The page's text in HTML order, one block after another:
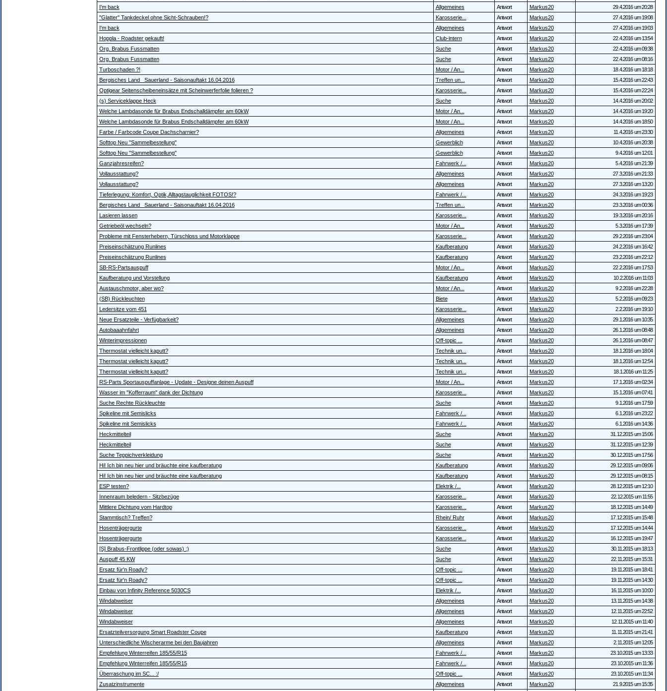
I'm back
Allgemeines Antwort Markus20
29.4.2016 um 20:28
"Glatter" Tankdeckel ohne Sicht-Schrauben!?
Karosserie... Antwort Markus20
27.4.2016 um 19:08
I'm back
Allgemeines Antwort Markus20
27.4.2016 um 19:03
Hoppla - Roadster gekauft!
Club-intern Antwort Markus20
22.4.2016 um 13:54
Org. Brabus Fussmatten
Suche Antwort Markus20
22.4.2016 um 09:38
Org. Brabus Fussmatten
Suche Antwort Markus20
22.4.2016 um 08:16
Turboschaden ?!
Motor / An... Antwort Markus20
18.4.2016 um 18:18
Bergisches Land_ Sauerland - Saisonauftakt 16.04.2016
Treffen un... Antwort Markus20
15.4.2016 um 22:43
Optigear Seitenscheibeneinsätze mit Scheinwerferfolie folieren ?
Karosserie... Antwort Markus20
15.4.2016 um 22:24
(s) Serviceklappe Heck
Suche Antwort Markus20
14.4.2016 um 20:02
Welche Lambdasonde für Brabus Endschalldämpfer am 60kW
Motor / An... Antwort Markus20
14.4.2016 um 19:20
Welche Lambdasonde für Brabus Endschalldämpfer am 60kW
Motor / An... Antwort Markus20
14.4.2016 um 18:50
Farbe / Farbcode Coupe Dachscharnier?
Allgemeines Antwort Markus20
11.4.2016 um 23:30
Softtop Neu "Sammelbestellung"
Gewerblich Antwort Markus20
10.4.2016 um 20:38
Softtop Neu "Sammelbestellung"
Gewerblich Antwort Markus20
9.4.2016 um 12:01
Ganzjahresreifen?
Fahrwerk /... Antwort Markus20
5.4.2016 um 21:39
Vollausstattung?
Allgemeines Antwort Markus20
27.3.2016 um 21:33
Vollausstattung?
Allgemeines Antwort Markus20
27.3.2016 um 13:20
Tieferlegung: Komfort, Optik,Alltagstauglichkeit FOTOS!?
Fahrwerk /... Antwort Markus20
24.3.2016 um 19:23
Bergisches Land_ Sauerland - Saisonauftakt 16.04.2016
Treffen un... Antwort Markus20
23.3.2016 um 00:36
Lasieren lassen
Karosserie... Antwort Markus20
19.3.2016 um 20:16
Getriebeöl wechseln?
Motor / An... Antwort Markus20
5.3.2016 um 17:39
Probleme mit Fensterhebern, Türschloss und Motorklappe
Karosserie... Antwort Markus20
29.2.2016 um 23:04
Preiseinschätzung Runlines
Kaufberatung Antwort Markus20
24.2.2016 um 16:42
Preiseinschätzung Runlines
Kaufberatung Antwort Markus20
23.2.2016 um 22:12
SB-RS-Partsauspuff
Motor / An... Antwort Markus20
22.2.2016 um 17:53
Kaufberatung und Vorstellung
Kaufberatung Antwort Markus20
10.2.2016 um 11:03
Austauschmotor, aber wo?
Motor / An... Antwort Markus20
9.2.2016 um 22:28
(SB) Rückleuchten
Biete Antwort Markus20
5.2.2016 um 09:23
Ledersitze vom 451
Karosserie... Antwort Markus20
2.2.2016 um 19:10
Neue Ersatzteile - Verfügbarkeit?
Allgemeines Antwort Markus20
29.1.2016 um 10:35
Autobaaahnfahrt
Allgemeines Antwort Markus20
26.1.2016 um 08:48
Winterimpressionen
Off-topic ... Antwort Markus20
26.1.2016 um 08:47
Thermostat vielleicht kaputt?
Technik un... Antwort Markus20
18.1.2016 um 18:04
Thermostat vielleicht kaputt?
Technik un... Antwort Markus20
18.1.2016 um 12:54
Thermostat vielleicht kaputt?
Technik un... Antwort Markus20
18.1.2016 um 11:25
RS-Parts Sportauspuffanlage - Update - Designe deinen Auspuff
Motor / An... Antwort Markus20
17.1.2016 um 02:34
Wasser im "Kofferraum" dank der Dichtung
Karosserie... Antwort Markus20
15.1.2016 um 07:41
Suche Rechte Rückleuchte
Suche Antwort Markus20
9.1.2016 um 17:59
Spikeline mit Semislicks
Fahrwerk /... Antwort Markus20
6.1.2016 um 23:22
Spikeline mit Semislicks
Fahrwerk /... Antwort Markus20
6.1.2016 um 14:36
Heckmittelteil
Suche Antwort Markus20
31.12.2015 um 15:06
Heckmittelteil
Suche Antwort Markus20
31.12.2015 um 12:39
Suche Teppichverkleidung
Suche Antwort Markus20
30.12.2015 um 17:56
Hi! Ich bin neu hier und bräuchte eine kaufberatung
Kaufberatung Antwort Markus20
29.12.2015 um 09:06
Hi! Ich bin neu hier und bräuchte eine kaufberatung
Kaufberatung Antwort Markus20
29.12.2015 um 08:15
ESP testen?
Elektrik /... Antwort Markus20
28.12.2015 um 12:10
Innenraum beledern - Sitzbezüge
Karosserie... Antwort Markus20
22.12.2015 um 11:55
Mittlere Dichtung vom Hardtop
Karosserie... Antwort Markus20
18.12.2015 um 14:49
Stammtisch? Treffen?
Rhein/ Ruhr Antwort Markus20
17.12.2015 um 15:48
Hosenträgergurte
Karosserie... Antwort Markus20
17.12.2015 um 14:44
Hosenträgergurte
Karosserie... Antwort Markus20
16.12.2015 um 19:47
[S] Brabus-Frontlippe (oder sowas) :)
Suche Antwort Markus20
30.11.2015 um 18:13
Auspuff 45 KW
Suche Antwort Markus20
22.11.2015 um 15:31
Ersatz für'n Roady?
Off-topic ... Antwort Markus20
19.11.2015 um 18:41
Ersatz für'n Roady?
Off-topic ... Antwort Markus20
19.11.2015 um 14:30
Einbau von Infinity Reference 5030CS
Elektrik /... Antwort Markus20
16.11.2015 um 10:00
Windabweiser
Allgemeines Antwort Markus20
13.11.2015 um 14:38
Windabweiser
Allgemeines Antwort Markus20
12.11.2015 um 22:52
Windabweiser
Allgemeines Antwort Markus20
12.11.2015 um 11:40
Ersatzteilversorgung Smart Roadster Coupe
Kaufberatung Antwort Markus20
11.11.2015 um 21:41
Unterschiedliche Wischerarme bei den Baujahren
Allgemeines Antwort Markus20
2.11.2015 um 12:05
Empfehlung Winterreifen 185/55/R15
Fahrwerk /... Antwort Markus20
23.10.2015 um 13:33
Empfehlung Winterreifen 185/55/R15
Fahrwerk /... Antwort Markus20
23.10.2015 um 11:36
Überraschung im SC... :/
Off-topic ... Antwort Markus20
23.10.2015 um 11:34
Zusatzinstrumente
Allgemeines Antwort Markus20 21.9.2015 um 15:35